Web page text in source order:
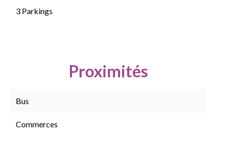
3 Parkings
Proximités
Bus
Commerces